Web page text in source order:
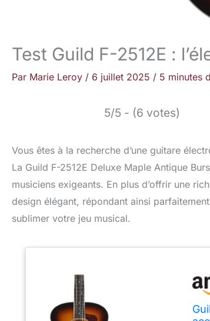
Test Guild F-2512E :
Par Marie Leroy / 6 juillet 2025 / 5 minutes
5/5 - (6 votes)
Vous êtes à la recherche d’une guitare
La Guild F-2512E Deluxe Maple Antique
musiciens exigeants. En plus d’offrir une
design élégant, répondant ainsi
sublimer votre jeu musical.